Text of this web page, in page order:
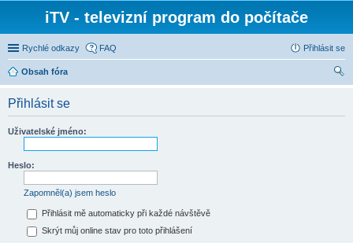
iTV - televizní program do počítače
Rychlé odkazy FAQ Přihlásit se
Obsah fóra
Přihlásit se
Uživatelské jméno:
Heslo:
Zapomněl(a) jsem heslo
Přihlásit mě automaticky při každé návštěvě
Skrýt můj online stav pro toto přihlášení